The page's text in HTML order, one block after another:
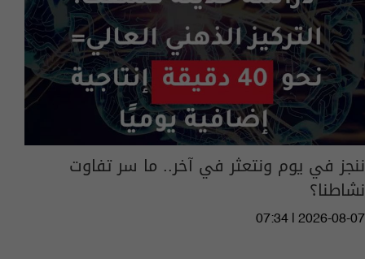
ننجز في يوم ونتعثر في آخر.. ما سر تفاوت
نشاطنا؟
07:34 | 2026-08-07